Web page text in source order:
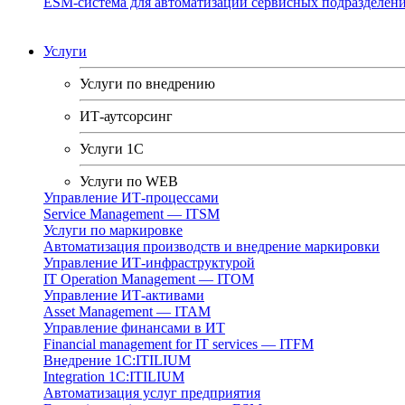
Услуги
Услуги по внедрению
ИТ-аутсорсинг
Услуги 1C
Услуги по WEB
Управление ИТ-процессами
Service Management — ITSM
Услуги по маркировке
Автоматизация производств и внедрение маркировки
Управление ИТ-инфраструктурой
IT Operation Management — ITOM
Управление ИТ-активами
Asset Management — ITAM
Управление финансами в ИТ
Financial management for IT services — ITFM
Внедрение 1С:ITILIUM
Integration 1C:ITILIUM
Автоматизация услуг предприятия